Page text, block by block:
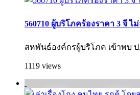
560710 ผู้บริโภคร้องราคา 3 จี ไ
สหพันธ์องค์กรผู้บริโภค เข้าพบ
1119 views